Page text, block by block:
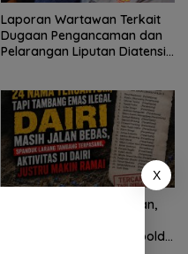
Laporan Wartawan Terkait
Dugaan Pengancaman dan
Pelarangan Liputan Diatensi
2 Minggu Tanpa Jawaban,
Gelar Aksi Damai Di Mapolda
X